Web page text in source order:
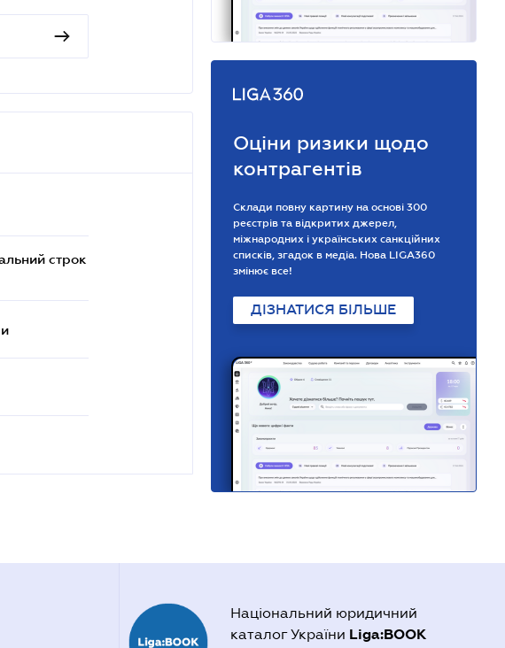
строк
Оціни ризики щодо
контрагентів
Склади повну картину на основі 300
реєстрів та відкритих джерел,
міжнародних і українських санкційних
списків, згадок в медіа. Нова LIGA360
змінює все!
ДІЗНАТИСЯ БІЛЬШЕ
Національний юридичний
каталог України Liga:BOOK